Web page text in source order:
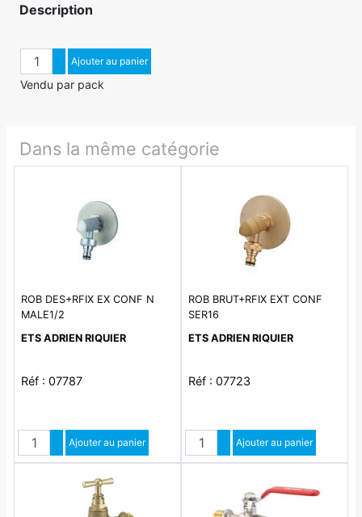
Description
QuantitéAugmenter quantité
Diminuer quantité
Ajouter au panier
Vendu par pack
Dans la même catégorie
ROB DES+RFIX EX CONF N
MALE1/2
ETS ADRIEN RIQUIER
Réf : 07787
QuantitéAugmenter quantité
Diminuer quantité
Ajouter au panier
ROB BRUT+RFIX EXT CONF
SER16
ETS ADRIEN RIQUIER
Réf : 07723
QuantitéAugmenter quantité
Diminuer quantité
Ajouter au panier